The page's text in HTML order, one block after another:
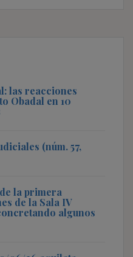
las reacciones
Obadal en 10
(núm. 57,
la primera
de la Sala IV
algunos